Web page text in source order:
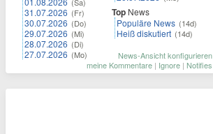
31.07.2026 (Fr)
30.07.2026 (Do)
29.07.2026 (Mi)
28.07.2026 (Di)
27.07.2026 (Mo)
Top News
Populäre News (14d)
Heiß diskutiert (14d)
News-Ansicht konfigurieren
meine Kommentare | Ignore | Notifies